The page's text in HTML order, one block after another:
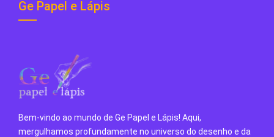
Ge Papel e Lápis
Bem-vindo ao mundo de Ge Papel e Lápis! Aqui,
mergulhamos profundamente no universo do desenho e da